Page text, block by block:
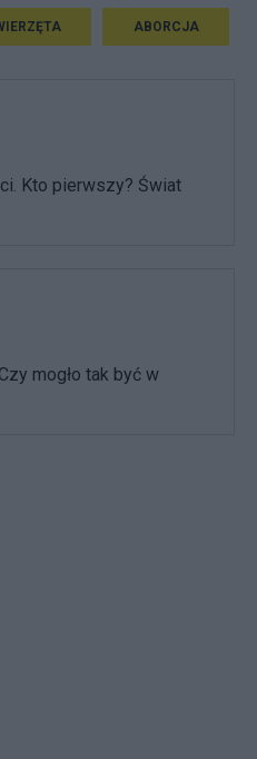
ABORCJA
Kto pierwszy? Świat
mogło tak być w